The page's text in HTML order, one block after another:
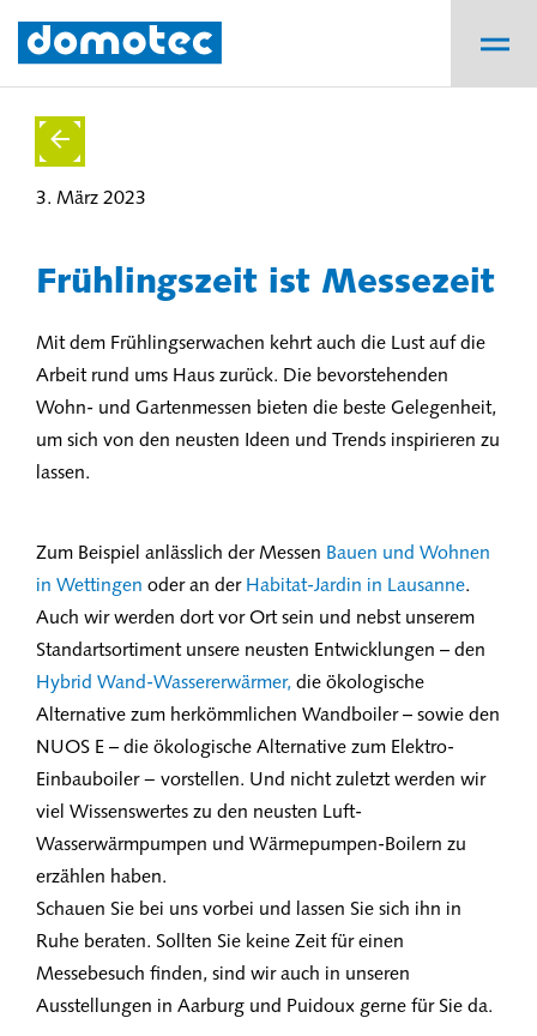
3. März 2023
Frühlingszeit ist Messezeit
Mit dem Frühlingserwachen kehrt auch die Lust auf die
Arbeit rund ums Haus zurück. Die bevorstehenden
Wohn- und Gartenmessen bieten die beste Gelegenheit,
um sich von den neusten Ideen und Trends inspirieren zu
lassen.
Zum Beispiel anlässlich der Messen Bauen und Wohnen
in Wettingen oder an der Habitat-Jardin in Lausanne.
Auch wir werden dort vor Ort sein und nebst unserem
Standartsortiment unsere neusten Entwicklungen – den
Hybrid Wand-Wassererwärmer, die ökologische
Alternative zum herkömmlichen Wandboiler – sowie den
NUOS E – die ökologische Alternative zum Elektro-
Einbauboiler − vorstellen. Und nicht zuletzt werden wir
viel Wissenswertes zu den neusten Luft-
Wasserwärmpumpen und Wärmepumpen-Boilern zu
erzählen haben.
Schauen Sie bei uns vorbei und lassen Sie sich ihn in
Ruhe beraten. Sollten Sie keine Zeit für einen
Messebesuch finden, sind wir auch in unseren
Ausstellungen in Aarburg und Puidoux gerne für Sie da.